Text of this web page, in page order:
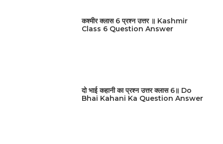
कश्मीर क्लास 6 प्रश्न उत्तर ॥ Kashmir
Class 6 Question Answer
दो भाई कहानी का प्रश्न उत्तर क्लास 6॥ Do
Bhai Kahani Ka Question Answer